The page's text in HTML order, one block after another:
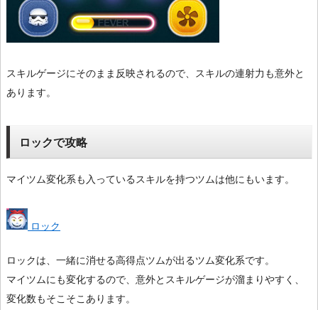
スキルゲージにそのまま反映されるので、スキルの連射力も意外と
あります。
ロックで攻略
マイツム変化系も入っているスキルを持つツムは他にもいます。
ロック
ロックは、一緒に消せる高得点ツムが出るツム変化系です。
マイツムにも変化するので、意外とスキルゲージが溜まりやすく、
変化数もそこそこあります。